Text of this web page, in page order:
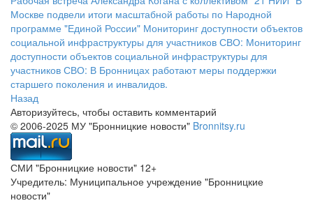
Москве подвели итоги масштабной работы по Народной
программе "Единой России" Мониторинг доступности объектов
социальной инфраструктуры для участников СВО: Мониторинг
доступности объектов социальной инфраструктуры для
участников СВО: В Бронницах работают меры поддержки
старшего поколения и инвалидов.
Назад
Авторизуйтесь, чтобы оставить комментарий
© 2006-2025 МУ "Бронницкие новости" Bronnitsy.ru
СМИ "Бронницкие новости" 12+
Учредитель: Муниципальное учреждение "Бронницкие
новости"